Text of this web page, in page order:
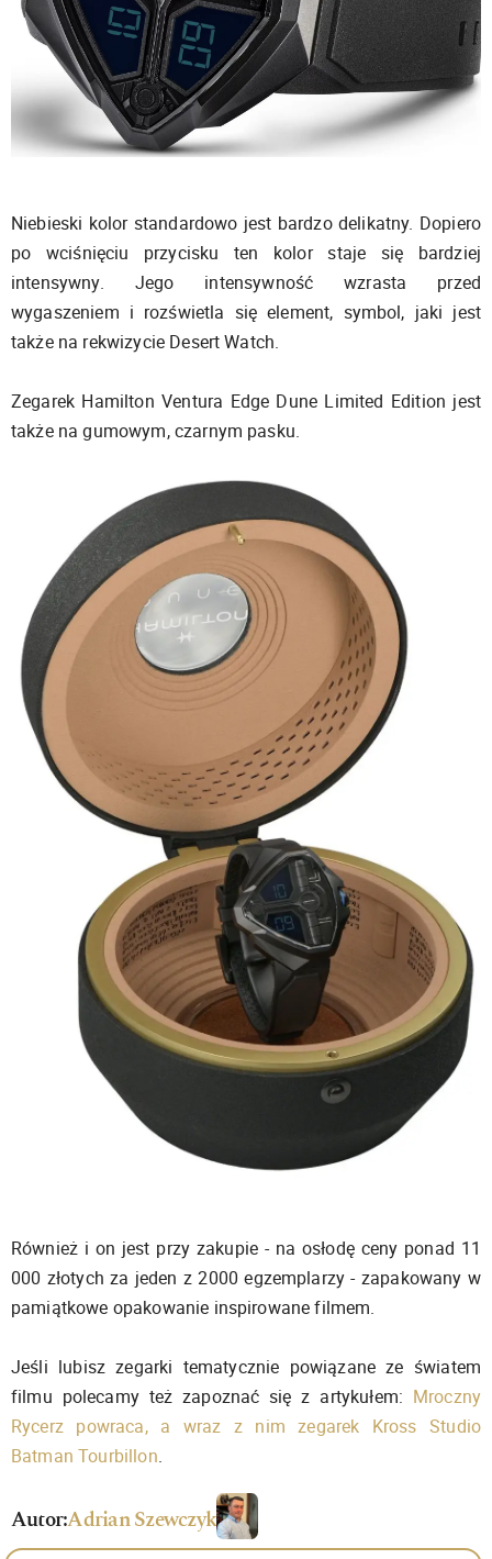
Niebieski kolor standardowo jest bardzo delikatny. Dopiero
po wciśnięciu przycisku ten kolor staje się bardziej
intensywny. Jego intensywność wzrasta przed
wygaszeniem i rozświetla się element, symbol, jaki jest
także na rekwizycie Desert Watch.
Zegarek Hamilton Ventura Edge Dune Limited Edition jest
także na gumowym, czarnym pasku.
Również i on jest przy zakupie - na osłodę ceny ponad 11
000 złotych za jeden z 2000 egzemplarzy - zapakowany w
pamiątkowe opakowanie inspirowane filmem.
Jeśli lubisz zegarki tematycznie powiązane ze światem
filmu polecamy też zapoznać się z artykułem: Mroczny
Rycerz powraca, a wraz z nim zegarek Kross Studio
Batman Tourbillon.
Autor:Adrian Szewczyk